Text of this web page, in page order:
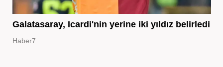
Galatasaray, Icardi'nin yerine iki yıldız belirledi
Haber7